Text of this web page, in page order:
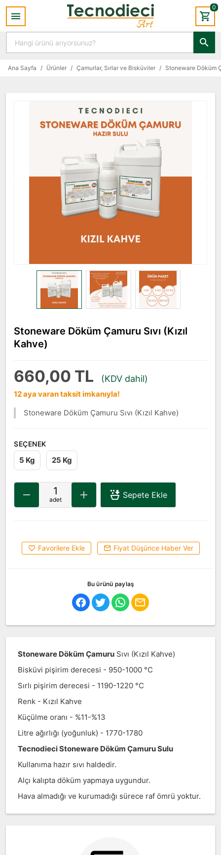
0
Ana Sayfa / Ürünler / Çamurlar, Sırlar ve Bisküviler / Stoneware Döküm
Stoneware Döküm Çamuru Sıvı (Kızıl
Kahve)
660,00 TL (KDV dahil)
12 aya varan taksit imkanıyla!
Stoneware Döküm Çamuru Sıvı (Kızıl Kahve)
SEÇENEK
5 Kg 25 Kg
adet Sepete Ekle
Favorilere Ekle Fiyat Düşünce Haber Ver
Bu ürünü paylaş
Stoneware Döküm Çamuru Sıvı (Kızıl Kahve)
Bisküvi pişirim derecesi - 950-1000 °C
Sırlı pişirim derecesi - 1190-1220 °C
Renk - Kızıl Kahve
Küçülme oranı - %11-%13
Litre ağırlığı (yoğunluk) - 1770-1780
Tecnodieci Stoneware Döküm Çamuru Sulu
Kullanıma hazır sıvı haldedir.
Alçı kalıpta döküm yapmaya uygundur.
Hava almadığı ve kurumadığı sürece raf ömrü yoktur.